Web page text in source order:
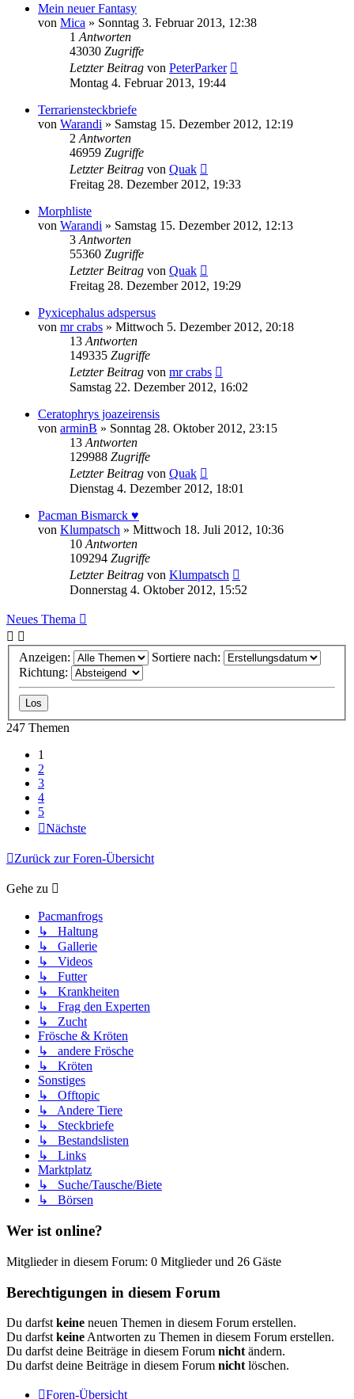
Mein neuer Fantasy
von Mica » Sonntag 3. Februar 2013, 12:38
1 Antworten
43030 Zugriffe
Letzter Beitrag von PeterParker
Montag 4. Februar 2013, 19:44
Terrariensteckbriefe
von Warandi » Samstag 15. Dezember 2012, 12:19
2 Antworten
46959 Zugriffe
Letzter Beitrag von Quak
Freitag 28. Dezember 2012, 19:33
Morphliste
von Warandi » Samstag 15. Dezember 2012, 12:13
3 Antworten
55360 Zugriffe
Letzter Beitrag von Quak
Freitag 28. Dezember 2012, 19:29
Pyxicephalus adspersus
von mr crabs » Mittwoch 5. Dezember 2012, 20:18
13 Antworten
149335 Zugriffe
Letzter Beitrag von mr crabs
Samstag 22. Dezember 2012, 16:02
Ceratophrys joazeirensis
von arminB » Sonntag 28. Oktober 2012, 23:15
13 Antworten
129988 Zugriffe
Letzter Beitrag von Quak
Dienstag 4. Dezember 2012, 18:01
Pacman Bismarck ♥
von Klumpatsch » Mittwoch 18. Juli 2012, 10:36
10 Antworten
109294 Zugriffe
Letzter Beitrag von Klumpatsch
Donnerstag 4. Oktober 2012, 15:52
Neues Thema
Anzeigen:
Sortiere nach:
Richtung:
247 Themen
1
2
3
4
5
Nächste
Zurück zur Foren-Übersicht
Gehe zu
Pacmanfrogs
↳ Haltung
↳ Gallerie
↳ Videos
↳ Futter
↳ Krankheiten
↳ Frag den Experten
↳ Zucht
Frösche & Kröten
↳ andere Frösche
↳ Kröten
Sonstiges
↳ Offtopic
↳ Andere Tiere
↳ Steckbriefe
↳ Bestandslisten
↳ Links
Marktplatz
↳ Suche/Tausche/Biete
↳ Börsen
Wer ist online?
Mitglieder in diesem Forum: 0 Mitglieder und 26 Gäste
Berechtigungen in diesem Forum
Du darfst keine neuen Themen in diesem Forum erstellen.
Du darfst keine Antworten zu Themen in diesem Forum erstellen.
Du darfst deine Beiträge in diesem Forum nicht ändern.
Du darfst deine Beiträge in diesem Forum nicht löschen.
Foren-Übersicht